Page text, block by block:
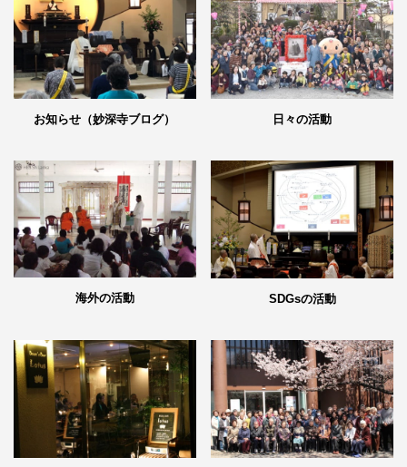
お知らせ（妙深寺ブログ） 日々の活動
海外の活動 SDGsの活動